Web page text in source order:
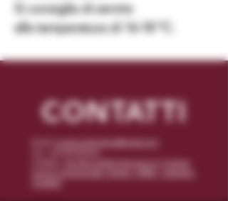
Si consiglia di servire
allatemperaturadi 16-18 °C.
CONTATTI
enoteca.binushop@gmail.com
Via Piero Della Francesca n° 5 presso